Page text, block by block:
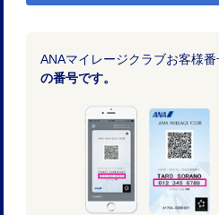
ANAマイレージクラブお客様番
の番号です。